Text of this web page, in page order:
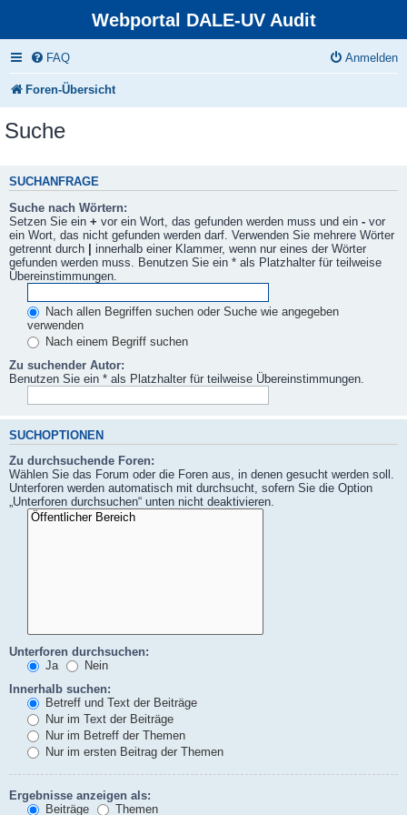
Webportal DALE-UV Audit
FAQ Anmelden
Foren-Übersicht
Suche
SUCHANFRAGE
Suche nach Wörtern:
Setzen Sie ein + vor ein Wort, das gefunden werden muss und ein - vor
ein Wort, das nicht gefunden werden darf. Verwenden Sie mehrere Wörter
getrennt durch | innerhalb einer Klammer, wenn nur eines der Wörter
gefunden werden muss. Benutzen Sie ein * als Platzhalter für teilweise
Übereinstimmungen.
Nach allen Begriffen suchen oder Suche wie angegeben
verwenden
Nach einem Begriff suchen
Zu suchender Autor:
Benutzen Sie ein * als Platzhalter für teilweise Übereinstimmungen.
SUCHOPTIONEN
Zu durchsuchende Foren:
Wählen Sie das Forum oder die Foren aus, in denen gesucht werden soll.
Unterforen werden automatisch mit durchsucht, sofern Sie die Option
„Unterforen durchsuchen“ unten nicht deaktivieren.
Unterforen durchsuchen:
Ja
Nein
Innerhalb suchen:
Betreff und Text der Beiträge
Nur im Text der Beiträge
Nur im Betreff der Themen
Nur im ersten Beitrag der Themen
Ergebnisse anzeigen als:
Beiträge
Themen